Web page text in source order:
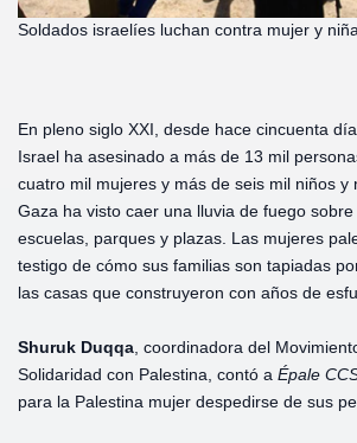
Soldados israelíes luchan contra mujer y
En pleno siglo XXI, desde hace cincuenta
Israel ha asesinado a más de 13 mil
cuatro mil mujeres y más de seis mil niños y
Gaza ha visto caer una lluvia de fuego
escuelas, parques y plazas. Las mujeres
testigo de cómo sus familias son tapiadas
las casas que construyeron con años de
Shuruk Duqqa , coordinadora del
Solidaridad con Palestina, contó a Épale
para la Palestina mujer despedirse de sus